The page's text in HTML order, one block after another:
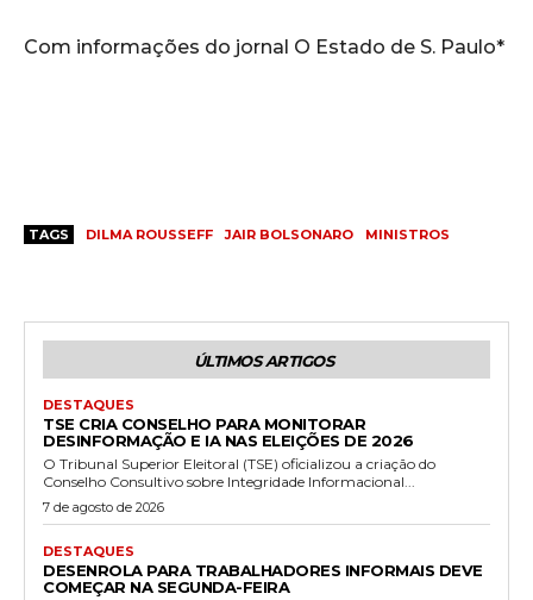
Com informações do jornal O Estado de S. Paulo*
TAGS DILMA ROUSSEFF JAIR BOLSONARO MINISTROS
ÚLTIMOS ARTIGOS
DESTAQUES
TSE CRIA CONSELHO PARA MONITORAR
DESINFORMAÇÃO E IA NAS ELEIÇÕES DE 2026
O Tribunal Superior Eleitoral (TSE) oficializou a criação do
Conselho Consultivo sobre Integridade Informacional...
7 de agosto de 2026
DESTAQUES
DESENROLA PARA TRABALHADORES INFORMAIS DEVE
COMEÇAR NA SEGUNDA-FEIRA